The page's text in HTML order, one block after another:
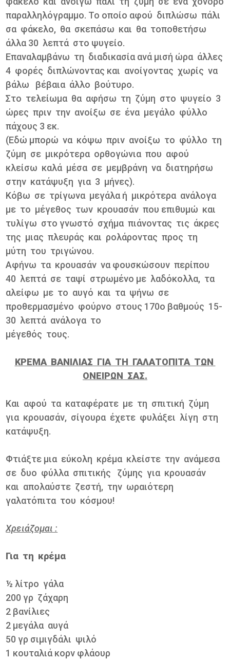
παραλληλόγραμμο. Το οποίο αφού διπλώσω πάλι
σα φάκελο, θα σκεπάσω και θα τοποθετήσω
άλλα 30 λεπτά στο ψυγείο.
Επαναλαμβάνω τη διαδικασία ανά μισή ώρα άλλες
4 φορές διπλώνοντας και ανοίγοντας χωρίς να
βάλω βέβαια άλλο βούτυρο.
Στο τελείωμα θα αφήσω τη ζύμη στο ψυγείο 3
ώρες πριν την ανοίξω σε ένα μεγάλο φύλλο
πάχους 3 εκ.
(Εδώ μπορώ να κόψω πριν ανοίξω το φύλλο τη
ζύμη σε μικρότερα ορθογώνια που αφού
κλείσω καλά μέσα σε μεμβράνη να διατηρήσω
στην κατάψυξη για 3 μήνες).
Κόβω σε τρίγωνα μεγάλα ή μικρότερα ανάλογα
με το μέγεθος των κρουασάν που επιθυμώ και
τυλίγω στο γνωστό σχήμα πιάνοντας τις άκρες
της μιας πλευράς και ρολάροντας προς τη
μύτη του τριγώνου.
Αφήνω τα κρουασάν να φουσκώσουν περίπου
40 λεπτά σε ταψί στρωμένο με λαδόκολλα, τα
αλείφω με το αυγό και τα ψήνω σε
προθερμασμένο φούρνο στους 170ο βαθμούς 15-
30 λεπτά ανάλογα το
μέγεθός τους.
ΚΡΕΜΑ ΒΑΝΙΛΙΑΣ ΓΙΑ ΤΗ ΓΑΛΑΤΟΠΙΤΑ ΤΩΝ
ΟΝΕΙΡΩΝ ΣΑΣ.
Και αφού τα καταφέρατε με τη σπιτική ζύμη
για κρουασάν, σίγουρα έχετε φυλάξει λίγη στη
κατάψυξη.
Φτιάξτε μια εύκολη κρέμα κλείστε την ανάμεσα
σε δυο φύλλα σπιτικής ζύμης για κρουασάν
και απολαύστε ζεστή, την ωραιότερη
γαλατόπιτα του κόσμου!
Χρειάζομαι :
Για τη κρέμα
½ λίτρο γάλα
200 γρ ζάχαρη
2 βανίλιες
2 μεγάλα αυγά
50 γρ σιμιγδάλι ψιλό
1 κουταλιά κορν φλάουρ